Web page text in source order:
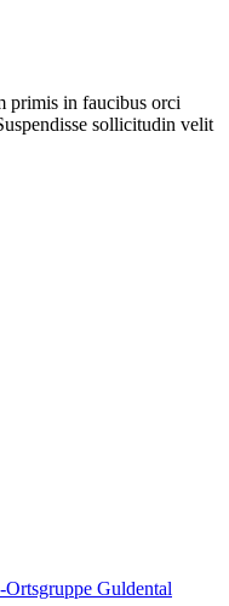
primis in faucibus orci
sollicitudin velit
Guldental